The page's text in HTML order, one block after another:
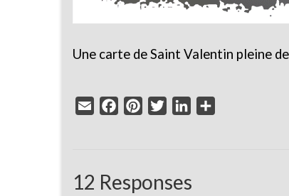
Une carte de Saint Valentin pleine
Email FacebookPinterestTwitterLinkedIn
12 Responses